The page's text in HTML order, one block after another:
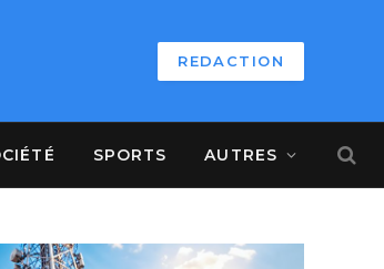
REDACTION
SPORTS AUTRES